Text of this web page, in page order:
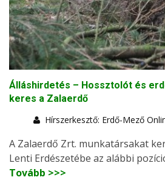
Álláshirdetés – Hossztolót és
keres a Zalaerdő
Hírszerkesztő: Erdő-Mező
A Zalaerdő Zrt. munkatársakat
Lenti Erdészetébe az alábbi
Tovább >>>